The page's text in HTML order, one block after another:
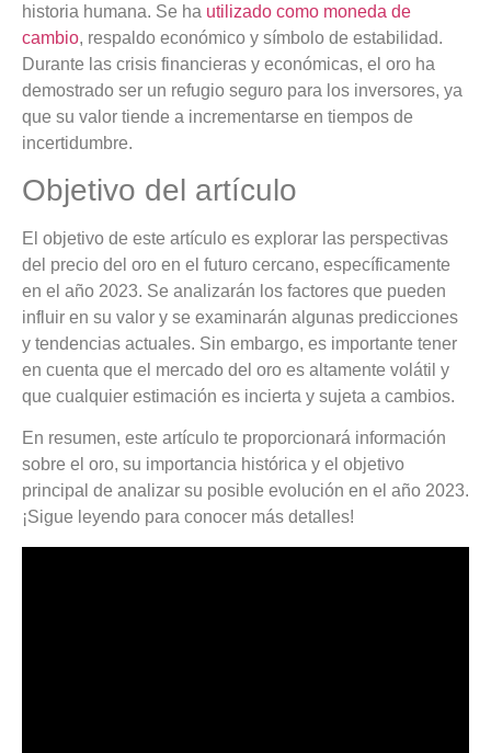
historia humana. Se ha utilizado como moneda de
cambio, respaldo económico y símbolo de estabilidad.
Durante las crisis financieras y económicas, el oro ha
demostrado ser un refugio seguro para los inversores, ya
que su valor tiende a incrementarse en tiempos de
incertidumbre.
Objetivo del artículo
El objetivo de este artículo es explorar las perspectivas
del precio del oro en el futuro cercano, específicamente
en el año 2023. Se analizarán los factores que pueden
influir en su valor y se examinarán algunas predicciones
y tendencias actuales. Sin embargo, es importante tener
en cuenta que el mercado del oro es altamente volátil y
que cualquier estimación es incierta y sujeta a cambios.
En resumen, este artículo te proporcionará información
sobre el oro, su importancia histórica y el objetivo
principal de analizar su posible evolución en el año 2023.
¡Sigue leyendo para conocer más detalles!